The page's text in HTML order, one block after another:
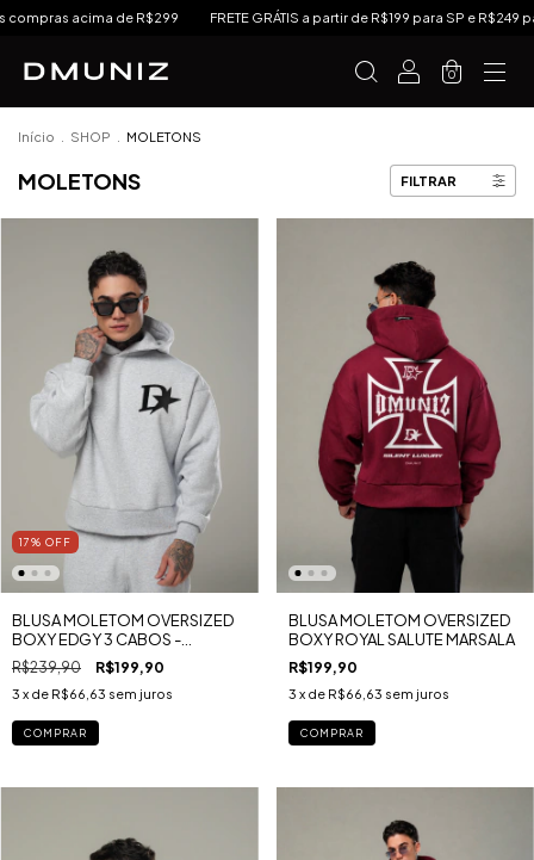
compras acima de R$299 FRETE GRÁTIS a partir de R$199 para SP e R$249
0
Início SHOP MOLETONS
MOLETONS FILTRAR
17% OFF
BLUSA MOLETOM OVERSIZED
BOXY EDGY 3 CABOS -
LONDON U.K
R$239,90 R$199,90
3 x de R$66,63 sem juros
COMPRAR
BLUSA MOLETOM OVERSIZED
BOXY ROYAL SALUTE MARSALA
R$199,90
3 x de R$66,63 sem juros
COMPRAR